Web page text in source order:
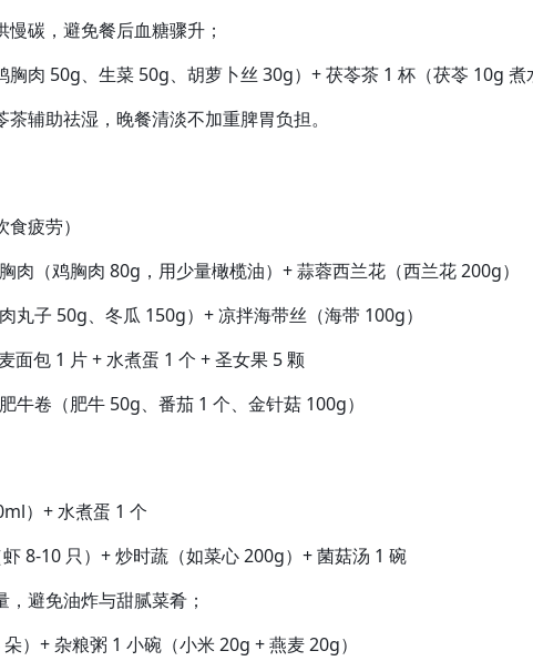
碳，避免餐后血糖骤升；
胸肉 50g、生菜 50g、胡萝卜丝 30g）+ 茯苓茶 1 杯（茯苓 10g 煮
辅助祛湿，晚餐清淡不加重脾胃负担。
疲劳）
肉（鸡胸肉 80g，用少量橄榄油）+ 蒜蓉西兰花（西兰花 200g）
丸子 50g、冬瓜 150g）+ 凉拌海带丝（海带 100g）
面包 1 片 + 水煮蛋 1 个 + 圣女果 5 颗
牛卷（肥牛 50g、番茄 1 个、金针菇 100g）
）+ 水煮蛋 1 个
8-10 只）+ 炒时蔬（如菜心 200g）+ 菌菇汤 1 碗
避免油炸与甜腻菜肴；
）+ 杂粮粥 1 小碗（小米 20g + 燕麦 20g）